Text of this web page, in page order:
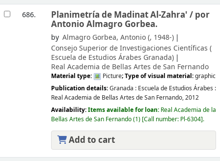
686. Planimetría de Madinat Al-Zahra' / por
Antonio Almagro Gorbea.
by Almagro Gorbea, Antonio (, 1948-)
Consejo Superior de Investigaciones Científicas (
Escuela de Estudios Árabes Granada)
Real Academia de Bellas Artes de San Fernando
Material type: Picture; Type of visual material:graphic
Publication details:Granada : Escuela de Estudios Árabes :
Real Academia de Bellas Artes de San Fernando,2012
Availability:Items available for loan: Real Academia de la
Bellas Artes de San Fernando(1) Call number: Pl-6304 .
Add to cart